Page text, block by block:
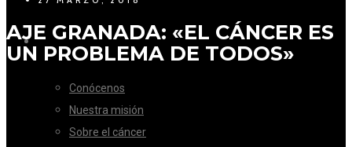
LA FUNDACIÓN
Conócenos
Nuestra misión
Sobre el cáncer
AJE GRANADA: «EL CÁNCER ES
UN PROBLEMA DE TODOS»